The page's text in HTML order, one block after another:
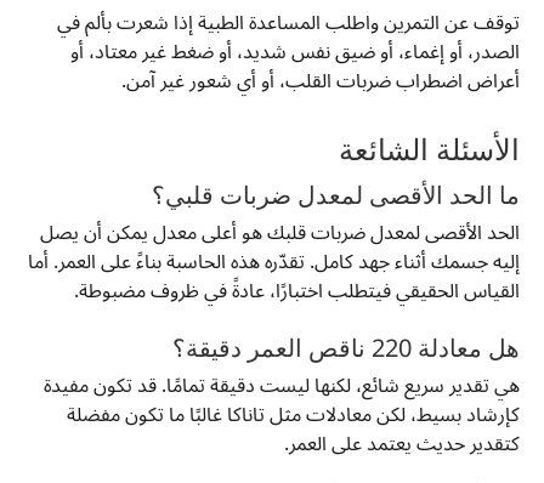
توقف عن التمرين واطلب المساعدة الطبية إذا شعرت بألم في
الصدر، أو إغماء، أو ضيق نفس شديد، أو ضغط غير معتاد، أو
أعراض اضطراب ضربات القلب، أو أي شعور غير آمن.
الأسئلة الشائعة
ما الحد الأقصى لمعدل ضربات قلبي؟
الحد الأقصى لمعدل ضربات قلبك هو أعلى معدل يمكن أن يصل
إليه جسمك أثناء جهد كامل. تقدّره هذه الحاسبة بناءً على العمر. أما
القياس الحقيقي فيتطلب اختبارًا، عادةً في ظروف مضبوطة.
هل معادلة 220 ناقص العمر دقيقة؟
هي تقدير سريع شائع، لكنها ليست دقيقة تمامًا. قد تكون مفيدة
كإرشاد بسيط، لكن معادلات مثل تاناكا غالبًا ما تكون مفضلة
كتقدير حديث يعتمد على العمر.